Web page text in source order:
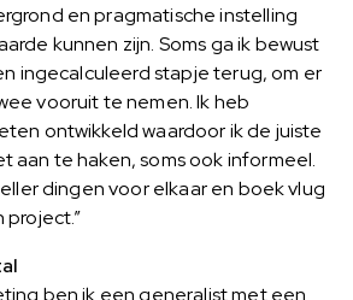
en pragmatische instelling
kunnen zijn. Soms ga ik bewust
ingecalculeerd stapje terug, om er
vooruit te nemen. Ik heb
ontwikkeld waardoor ik de juiste
aan te haken, soms ook informeel.
dingen voor elkaar en boek vlug
ben ik een generalist met een